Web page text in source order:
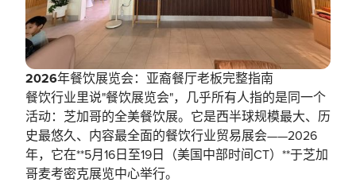
2026年餐饮展览会：亚裔餐厅老板完整指南
餐饮行业里说"餐饮展览会"，几乎所有人指的是同一个
活动：芝加哥的全美餐饮展。它是西半球规模最大、历
史最悠久、内容最全面的餐饮行业贸易展会——2026
年，它在**5月16日至19日（美国中部时间CT）**于芝加
哥麦考密克展览中心举行。